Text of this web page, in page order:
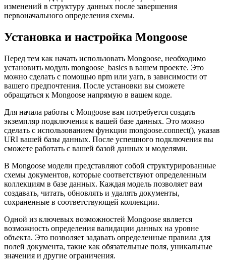
изменений в структуру данных после завершения
первоначального определения схемы.
Установка и настройка Mongoose
Перед тем как начать использовать Mongoose, необходимо
установить модуль mongoose_basics в вашем проекте. Это
можно сделать с помощью npm или yarn, в зависимости от
вашего предпочтения. После установки вы сможете
обращаться к Mongoose напрямую в вашем коде.
Для начала работы с Mongoose вам потребуется создать
экземпляр подключения к вашей базе данных. Это можно
сделать с использованием функции mongoose.connect(), указав
URI вашей базы данных. После успешного подключения вы
сможете работать с вашей базой данных и моделями.
В Mongoose модели представляют собой структурированные
схемы документов, которые соответствуют определенным
коллекциям в базе данных. Каждая модель позволяет вам
создавать, читать, обновлять и удалять документы,
сохраненные в соответствующей коллекции.
Одной из ключевых возможностей Mongoose является
возможность определения валидации данных на уровне
объекта. Это позволяет задавать определенные правила для
полей документа, такие как обязательные поля, уникальные
значения и другие ограничения.